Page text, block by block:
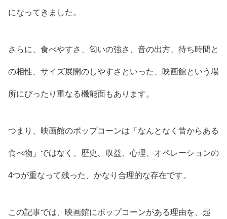
になってきました。
さらに、食べやすさ、匂いの強さ、音の出方、待ち時間と
の相性、サイズ展開のしやすさといった、映画館という場
所にぴったり重なる機能面もあります。
つまり、映画館のポップコーンは「なんとなく昔からある
食べ物」ではなく、歴史、収益、心理、オペレーションの
4つが重なって残った、かなり合理的な存在です。
この記事では、映画館にポップコーンがある理由を、起